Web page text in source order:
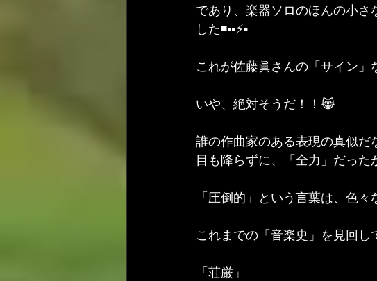
であり、楽器ソロのほんの小さ
した◾▪️▪️⚡▪️
これが佐藤眞さんの「サイン」
いや、絶対そうだ！！😹
誰の作曲家のある表現の真似だ
目も降らずに、「全力」だった
「圧倒的」という言葉は、色
これまでの「音楽史」を見回し
「荘厳」